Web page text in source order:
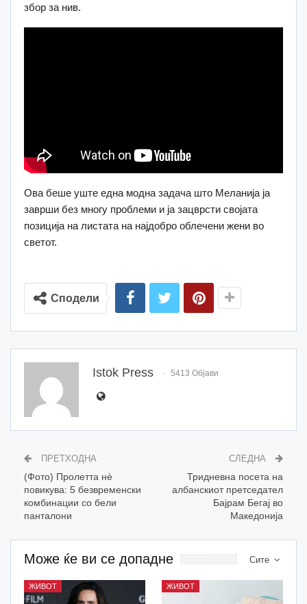
збор за нив.
Ова беше уште една модна задача што Меланија ја
заврши без многу проблеми и ја зацврсти својата
позиција на листата на најдобро облечени жени во
светот.
Сподели
Istok Press 5413 Објави
ПРЕТХОДНА
(Фото) Пролетта нè
повикува: 5 безвременски
комбинации со бели
панталони
СЛЕДНА
Тридневна посета на
албанскиот претседател
Бајрам Бегај во
Македонија
Сите
Може ќе ви се допадне
ЖИВОТ ЖИВОТ